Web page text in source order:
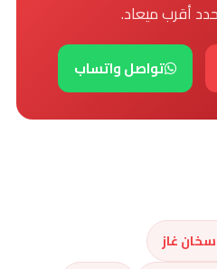
أقرب ميعاد.
تواصل واتساب
غاز